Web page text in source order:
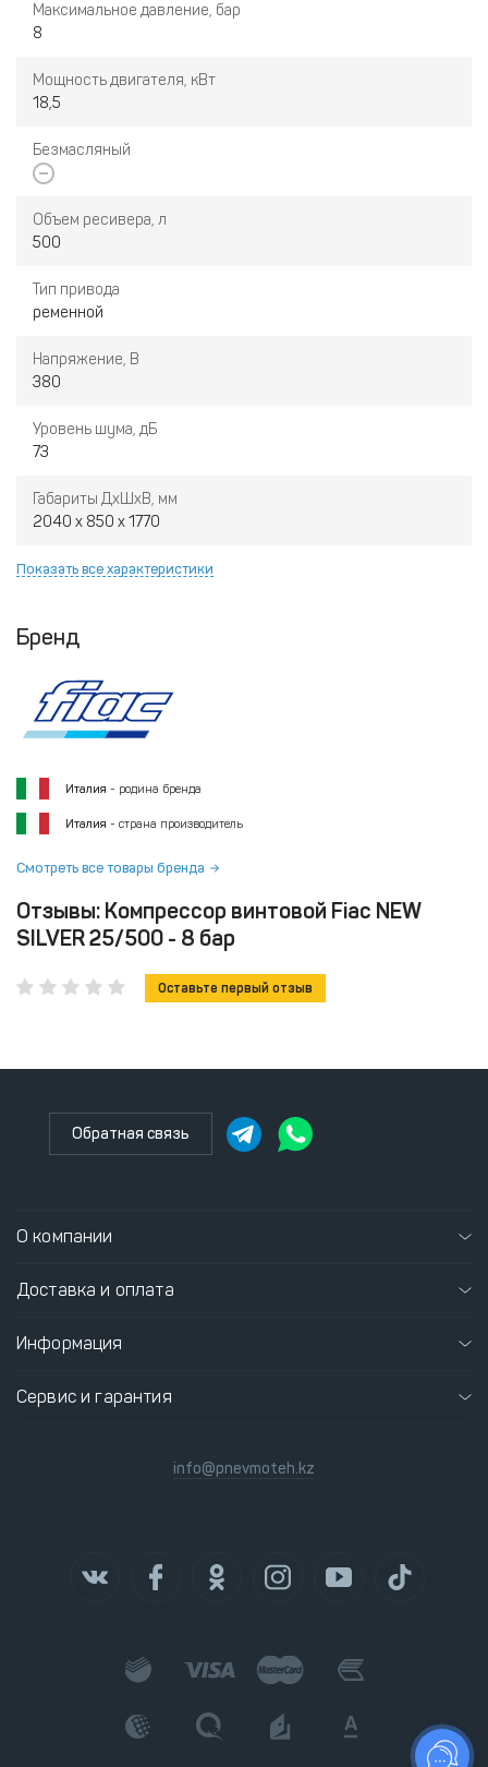
Максимальное давление, бар
8
Мощность двигателя, кВт
18,5
Безмасляный
Объем ресивера, л
500
Тип привода
ременной
Напряжение, В
380
Уровень шума, дБ
73
Габариты ДхШхВ, мм
2040 x 850 x 1770
Показать все характеристики
Бренд
Италия - родина бренда
Италия - страна производитель
Смотреть все товары бренда
Отзывы: Компрессор винтовой Fiac NEW
SILVER 25/500 - 8 бар
Оставьте первый отзыв
Обратная связь
О компании
Доставка и оплата
Информация
Сервис и гарантия
info@pnevmoteh.kz